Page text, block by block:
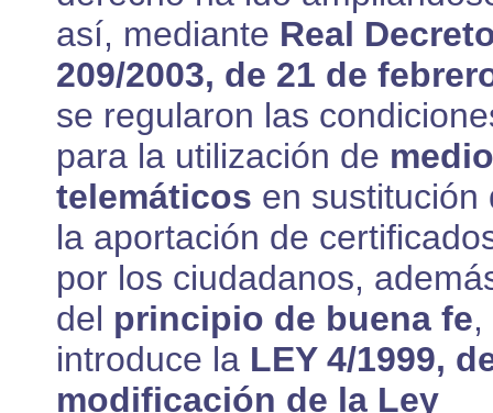
así, mediante Real
209/2003, de 21 de
se regularon las
para la utilización de
telemáticos en sustitución
la aportación de
por los ciudadanos,
del principio de buena fe
introduce la LEY 4/1999,
modificación de la Ley